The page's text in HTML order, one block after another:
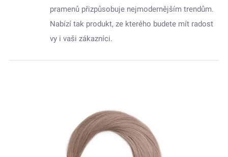
pramenů přizpůsobuje nejmodernějším trendům.
Nabízí tak produkt, ze kterého budete mít radost
vy i vaši zákazníci.